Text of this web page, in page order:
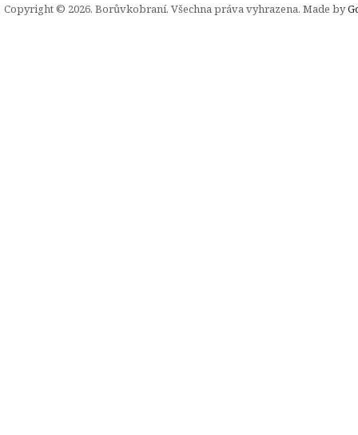
Copyright © 2026. Borůvkobraní. Všechna práva vyhrazena. Made by